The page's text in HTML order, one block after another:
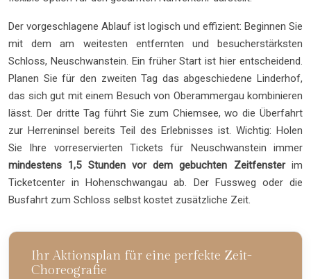
Der vorgeschlagene Ablauf ist logisch und effizient: Beginnen Sie
mit dem am weitesten entfernten und besucherstärksten
Schloss, Neuschwanstein. Ein früher Start ist hier entscheidend.
Planen Sie für den zweiten Tag das abgeschiedene Linderhof,
das sich gut mit einem Besuch von Oberammergau kombinieren
lässt. Der dritte Tag führt Sie zum Chiemsee, wo die Überfahrt
zur Herreninsel bereits Teil des Erlebnisses ist. Wichtig: Holen
Sie Ihre vorreservierten Tickets für Neuschwanstein immer
mindestens 1,5 Stunden vor dem gebuchten Zeitfensterim
Ticketcenter in Hohenschwangau ab. Der Fussweg oder die
Busfahrt zum Schloss selbst kostet zusätzliche Zeit.
Ihr Aktionsplan für eine perfekte Zeit-
Choreografie